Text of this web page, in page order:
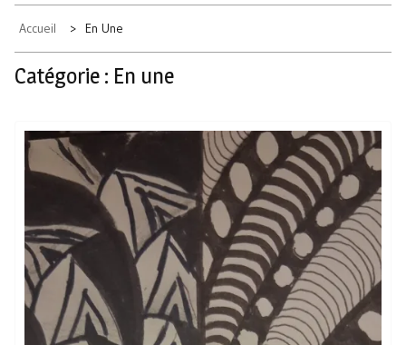
Accueil En Une
Catégorie : En une